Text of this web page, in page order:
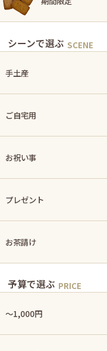
シーンで選ぶ
手土産
ご自宅用
お祝い事
プレゼント
お茶請け
予算で選ぶ
〜1,000円